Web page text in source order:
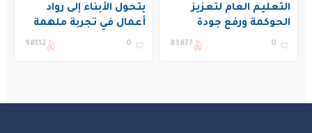
التعليم العام لتعزيز
الحوكمة ورفع جودة
التعليم في المملكة
0
83877
يتحول الأبناء إلى رواد
أعمال في تجربة ملهمة
بنادي غراس الصيفي
0
98112